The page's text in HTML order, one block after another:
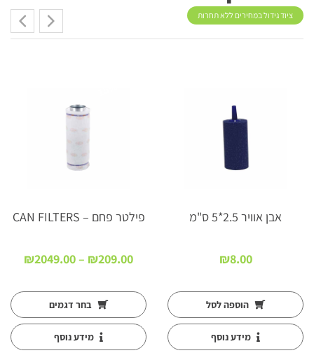
ציוד גידול במחירים ללא תחרות
אבן אוויר 2.5*5 ס"מ
₪8.00
הוספה לסל
מידע נוסף
פילטר פחם – CAN FILTERS
₪209.00
–
₪2049.00
עד
בחר דגמים
מידע נוסף